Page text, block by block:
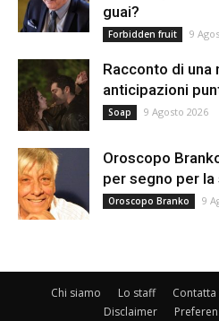
guai?
Forbidden fruit 9
Racconto di una
anticipazioni
Soap 9 Agosto 2026
Oroscopo
per segno per la
Oroscopo Branko 9
Chi siamo Lo staff
Disclaimer